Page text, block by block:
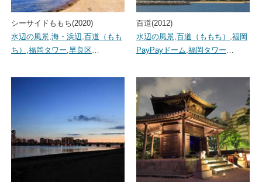
シーサイドももち(2020)
水辺の風景,海・浜辺,百道（もも
ち） ,福岡タワー,早良区…
百道(2012)
水辺の風景,百道（ももち） ,福岡
PayPayドーム,福岡タワー…